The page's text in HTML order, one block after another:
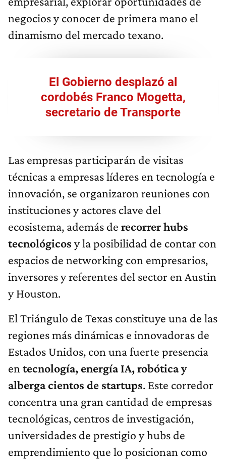
negocios y conocer de primera mano el
dinamismo del mercado texano.
El Gobierno desplazó al
cordobés Franco Mogetta,
secretario de Transporte
Las empresas participarán de visitas
técnicas a empresas líderes en tecnología e
innovación, se organizaron reuniones con
instituciones y actores clave del
ecosistema, además de recorrer hubs
tecnológicos y la posibilidad de contar con
espacios de networking con empresarios,
inversores y referentes del sector en Austin
y Houston.
El Triángulo de Texas constituye una de las
regiones más dinámicas e innovadoras de
Estados Unidos, con una fuerte presencia
en tecnología, energía IA, robótica y
alberga cientos de startups. Este corredor
concentra una gran cantidad de empresas
tecnológicas, centros de investigación,
universidades de prestigio y hubs de
emprendimiento que lo posicionan como